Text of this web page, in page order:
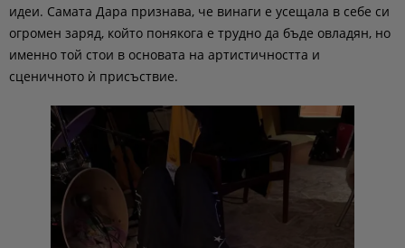
идеи. Самата Дара признава, че винаги е усещала в себе си
огромен заряд, който понякога е трудно да бъде овладян, но
именно той стои в основата на артистичността и
сценичното ѝ присъствие.